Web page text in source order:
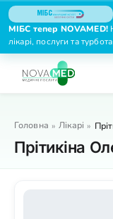
МІБС тепер NOVAMED!
лікарі, послуги та
Головна » Лікарі »
Прітикіна